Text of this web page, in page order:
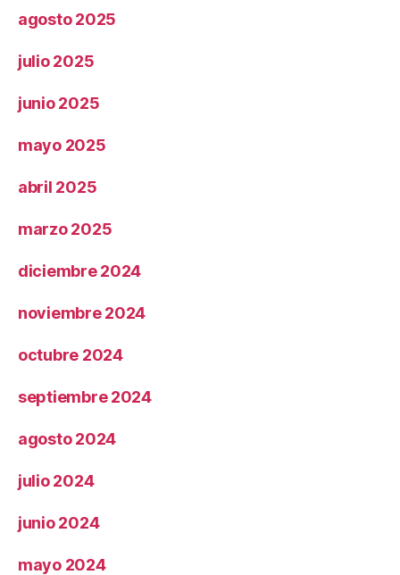
agosto 2025
julio 2025
junio 2025
mayo 2025
abril 2025
marzo 2025
diciembre 2024
noviembre 2024
octubre 2024
septiembre 2024
agosto 2024
julio 2024
junio 2024
mayo 2024